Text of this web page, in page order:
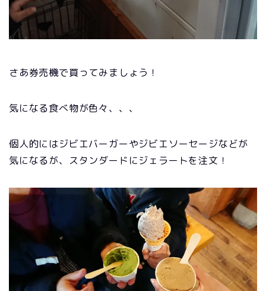
さあ券売機で買ってみましょう！
気になる食べ物が色々、、、
個人的にはジビエバーガーやジビエソーセージなどが
気になるが、スタンダードにジェラートを注文！